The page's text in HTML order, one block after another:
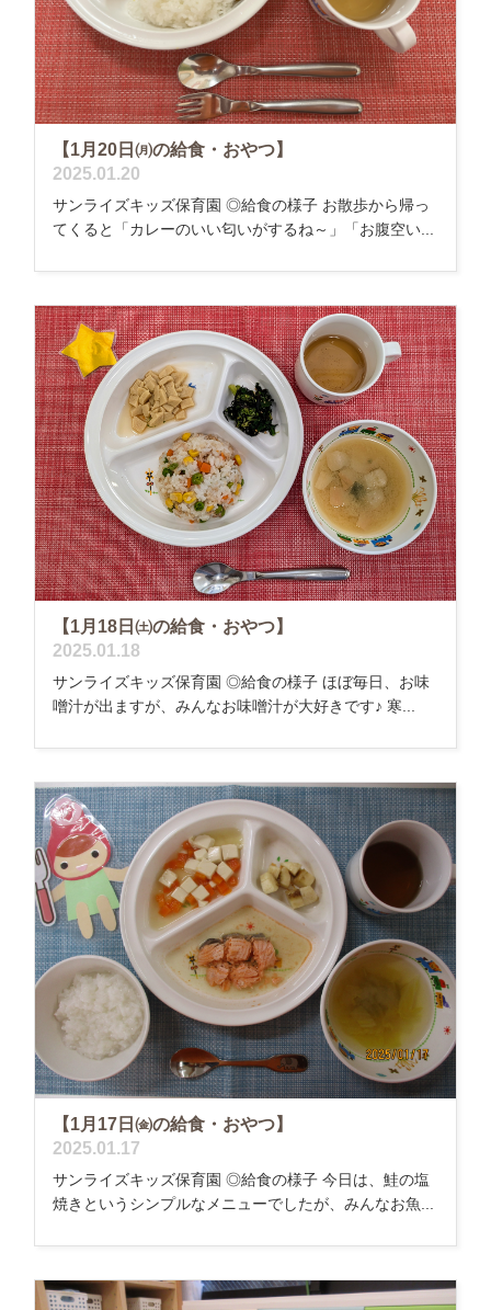
【1月20日㈪の給食・おやつ】
2025.01.20
サンライズキッズ保育園 ◎給食の様子 お散歩から帰っ
てくると「カレーのいい匂いがするね～」「お腹空い...
【1月18日㈯の給食・おやつ】
2025.01.18
サンライズキッズ保育園 ◎給食の様子 ほぼ毎日、お味
噌汁が出ますが、みんなお味噌汁が大好きです♪ 寒...
【1月17日㈮の給食・おやつ】
2025.01.17
サンライズキッズ保育園 ◎給食の様子 今日は、鮭の塩
焼きというシンプルなメニューでしたが、みんなお魚...